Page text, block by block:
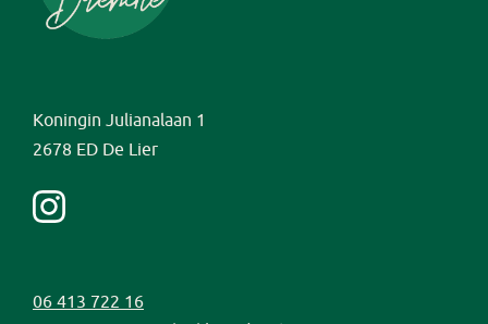
Koningin Julianalaan 1
2678 ED De Lier
06 413 722 16